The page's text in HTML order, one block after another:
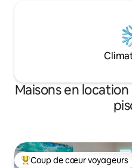
Maisons en
Coups de cœur voyageurs
Coup de cœur voyageurs